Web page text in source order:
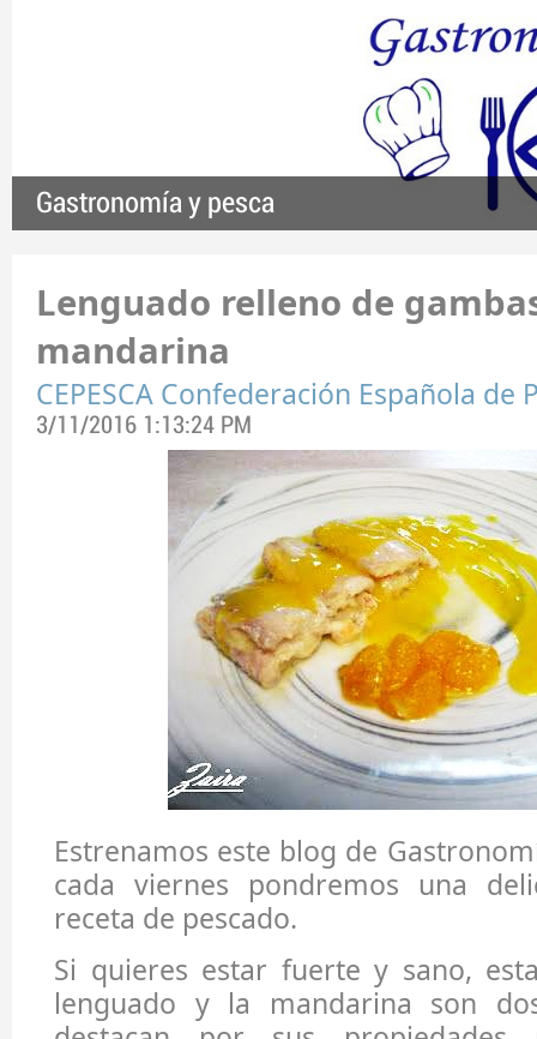
Gastronomía y pesca
Lenguado relleno de
mandarina
CEPESCA Confederación Española de
3/11/2016 1:13:24 PM
Estrenamos este blog de
cada viernes pondremos una
receta de pescado.
Si quieres estar fuerte y sano,
lenguado y la mandarina son